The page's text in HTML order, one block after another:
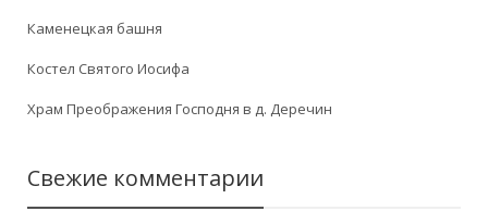
Каменецкая башня
Костел Святого Иосифа
Храм Преображения Господня в д. Деречин
Свежие комментарии